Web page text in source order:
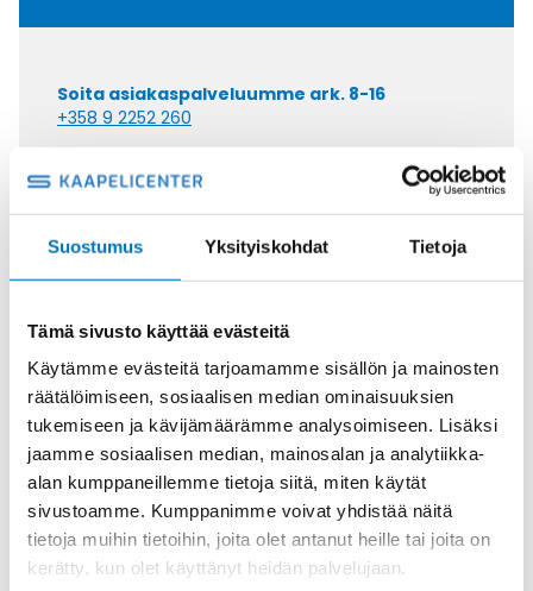
Suostumus Yksityiskohdat Tietoja
Tämä sivusto käyttää evästeitä
Käytämme evästeitä tarjoamamme sisällön ja mainosten
räätälöimiseen, sosiaalisen median ominaisuuksien
tukemiseen ja kävijämäärämme analysoimiseen. Lisäksi
jaamme sosiaalisen median, mainosalan ja analytiikka-
alan kumppaneillemme tietoja siitä, miten käytät
sivustoamme. Kumppanimme voivat yhdistää näitä
tietoja muihin tietoihin, joita olet antanut heille tai joita on
kerätty, kun olet käyttänyt heidän palvelujaan.
Soita asiakaspalveluumme ark. 8-16
+358 9 2252 260
Tai lähetä sähköpostia
Saman kaapelin eri versiot
Ohjauskaapeli FESTOONTEC PUR-
HF-J 4G25
Ohjauskaapeli FESTOONTEC PUR-